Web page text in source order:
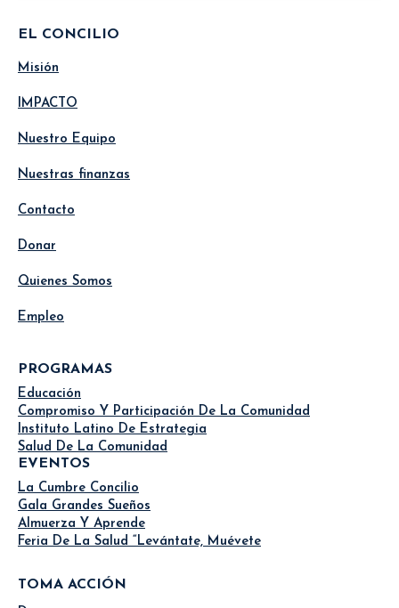
EL CONCILIO
Misión
IMPACTO
Nuestro Equipo
Nuestras finanzas
Contacto
Donar
Quienes Somos
Empleo
PROGRAMAS
Educación
Compromiso Y Participación De La Comunidad
Instituto Latino De Estrategia
Salud De La Comunidad
EVENTOS
La Cumbre Concilio
Gala Grandes Sueños
Almuerza Y Aprende
Feria De La Salud “Levántate, Muévete
TOMA ACCIÓN